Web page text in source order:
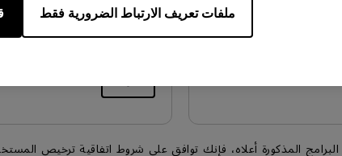
ملفات تعريف الارتباط الضرورية فقط2026/04/13
حجم الملف:20.67 KB
حجم
المذكورة أعلاه، فإنك توافق على شروط اتفاقية ترخيص